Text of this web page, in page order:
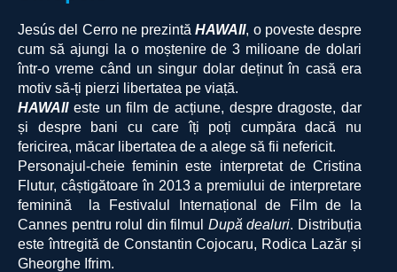
Jesús del Cerro ne prezintăHAWAII, o poveste despre
cum să ajungi la o moștenire de 3 milioane de dolari
într-o vreme când un singur dolar deținut în casă era
motiv să-ți pierzi libertatea pe viață.
HAWAIIeste un film de acțiune, despre dragoste, dar
și despre bani cu care îți poți cumpăra dacă nu
fericirea, măcar libertatea de a alege să fii nefericit.
Personajul-cheie feminin este interpretat de Cristina
Flutur, câștigătoare în 2013 a premiului de interpretare
feminină la
Festivalul Internațional de Film de la
Cannes pentru rolul din filmul După dealuri. Distribuția
este întregită de Constantin Cojocaru, Rodica Lazăr și
Gheorghe Ifrim.